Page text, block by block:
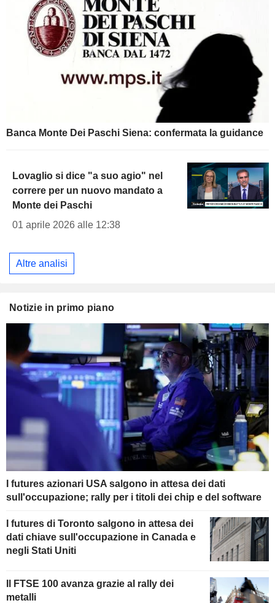
Banca Monte Dei Paschi Siena: confermata la guidance
Lovaglio si dice "a suo agio" nel
correre per un nuovo mandato a
Monte dei Paschi
01 aprile 2026 alle 12:38
Altre analisi
Notizie in primo piano
I futures azionari USA salgono in attesa dei dati
sull'occupazione; rally per i titoli dei chip e del software
I futures di Toronto salgono in attesa dei
dati chiave sull'occupazione in Canada e
negli Stati Uniti
Il FTSE 100 avanza grazie al rally dei
metalli